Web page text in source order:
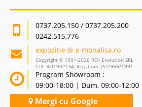
0737.205.150 / 0737.205.200
0242.515.776
expozitie @ e-monalisa.ro
Copyright © 1991-2026 REK Evolution SRL
CUI: RO1932134, Reg. Com. J51/966/1991
Program Showroom :
09:00-18:00 | Dum. 09:00-12:00
Mergi cu Google